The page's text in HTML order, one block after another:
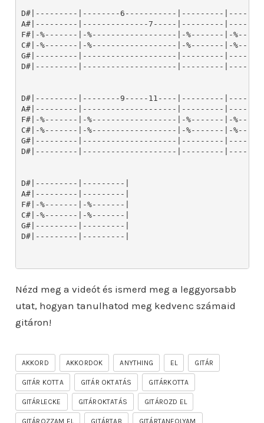
D#|---------|--------6-----------|---------
A#|---------|--------------7-----|---------
F#|-%-------|-%------------------|-%-------|-
C#|-%-------|-%------------------|-%-------|-
G#|---------|--------------------|---------
D#|---------|--------------------|---------
D#|---------|--------9-----11----|---------
A#|---------|--------------------|---------
F#|-%-------|-%------------------|-%-------|-
C#|-%-------|-%------------------|-%-------|-
G#|---------|--------------------|---------
D#|---------|--------------------|---------
D#|---------|---------|
A#|---------|---------|
F#|-%-------|-%-------|
C#|-%-------|-%-------|
G#|---------|---------|
D#|---------|---------|
Nézd meg a videót és ismerd meg a leggyorsabb
utat, hogyan tanulhatod meg kedvenc számaid
gitáron!
AKKORD AKKORDOK ANYTHING EL GITÁR
GITÁR KOTTA GITÁR OKTATÁS GITÁRKOTTA
GITÁRLECKE GITÁROKTATÁS GITÁROZD EL
GITÁROZZAM EL GITÁRTAB GITÁRTANFOLYAM